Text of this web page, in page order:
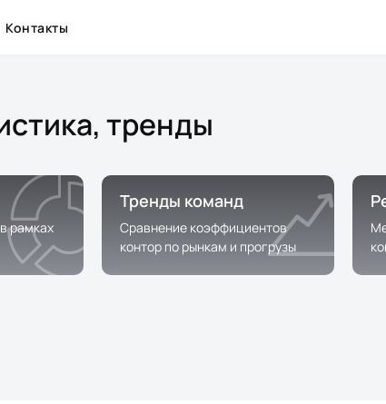
Контакты
тренды
рамках
Тренды команд
Сравнение коэффициентов
контор по рынкам и прогрузы